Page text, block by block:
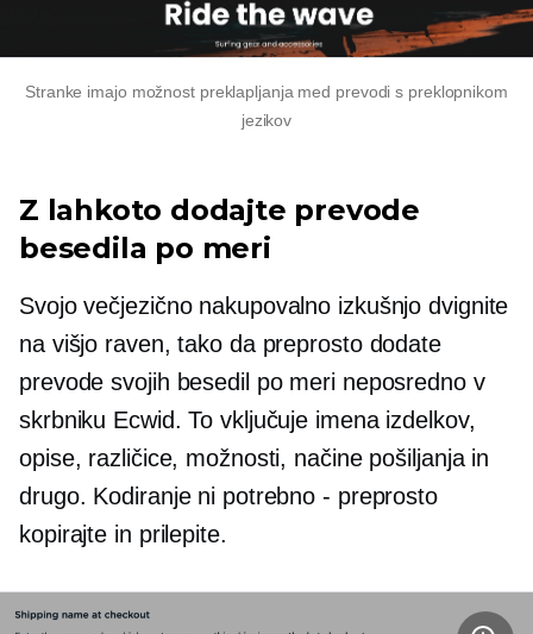
Stranke imajo možnost preklapljanja med prevodi s preklopnikom
jezikov
Z lahkoto dodajte prevode
besedila po meri
Svojo večjezično nakupovalno izkušnjo dvignite
na višjo raven, tako da preprosto dodate
prevode svojih besedil po meri neposredno v
skrbniku Ecwid. To vključuje imena izdelkov,
opise, različice, možnosti, načine pošiljanja in
drugo. Kodiranje ni potrebno - preprosto
kopirajte in prilepite.